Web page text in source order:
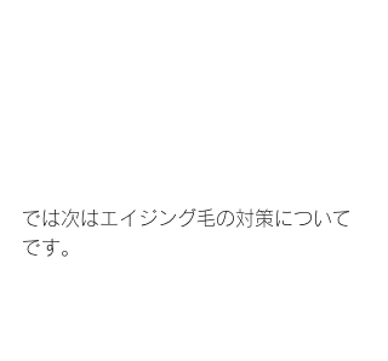
では次はエイジング毛の対策について
です。